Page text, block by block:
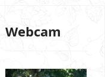
Webcam